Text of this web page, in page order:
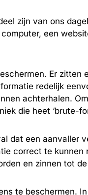
zijn van ons
een
Er zitten
redelijk
achterhalen.
die heet ‘brute-
dat een aanvaller
correct te kunnen
en zinnen tot
te beschermen.